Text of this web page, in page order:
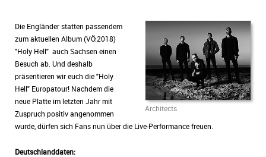
Architects
Die Engländer statten passendem
zum aktuellen Album (VÖ:2018)
"Holy Hell" auch Sachsen einen
Besuch ab. Und deshalb
präsentieren wir euch die "Holy
Hell" Europatour! Nachdem die
neue Platte im letzten Jahr mit
Zuspruch positiv angenommen
wurde, dürfen sich Fans nun über die Live-Performance freuen.
Deutschlanddaten: